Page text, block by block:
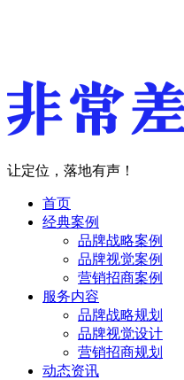
让定位，落地有声！
首页
经典案例
品牌战略案例
品牌视觉案例
营销招商案例
服务内容
品牌战略规划
品牌视觉设计
营销招商规划
动态资讯